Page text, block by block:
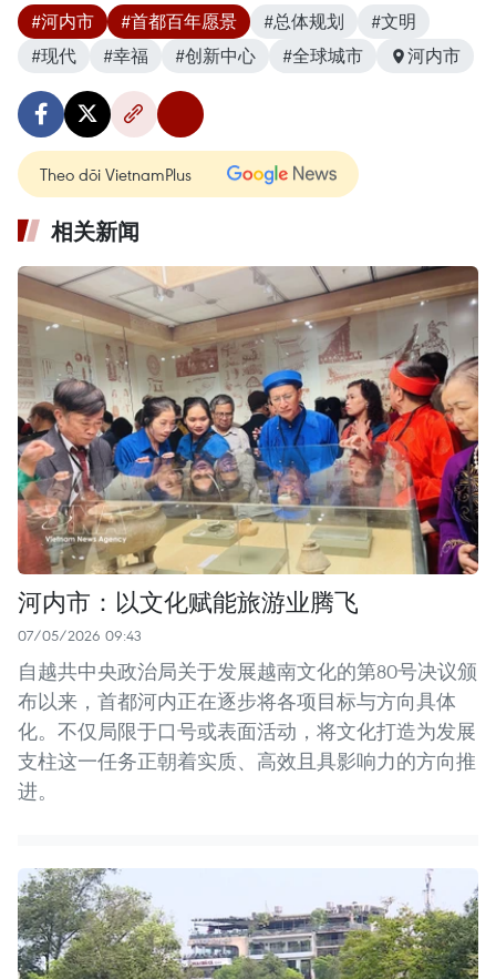
#河内市 #首都百年愿景 #总体规划
#文明
#现代
#幸福 #创新中心 #全球城市 河内市
Theo dõi VietnamPlus
相关新闻
河内市：以文化赋能旅游业腾飞
07/05/2026 09:43
自越共中央政治局关于发展越南文化的第80号决议颁
布以来，首都河内正在逐步将各项目标与方向具体
化。不仅局限于口号或表面活动，将文化打造为发展
支柱这一任务正朝着实质、高效且具影响力的方向推
进。